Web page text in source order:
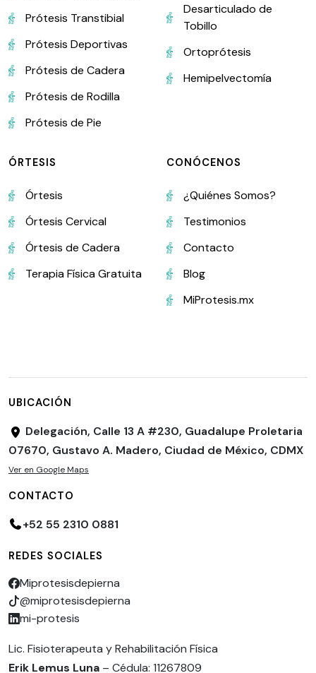
Prótesis Transtibial
Prótesis Deportivas
Prótesis de Cadera
Prótesis de Rodilla
Prótesis de Pie
Desarticulado de
Tobillo
Ortoprótesis
Hemipelvectomía
ÓRTESIS
Órtesis
Órtesis Cervical
Órtesis de Cadera
Terapia Física Gratuita
CONÓCENOS
¿Quiénes Somos?
Testimonios
Contacto
Blog
MiProtesis.mx
UBICACIÓN
Delegación, Calle 13 A #230, Guadalupe Proletaria
07670, Gustavo A. Madero, Ciudad de México, CDMX
Ver en Google Maps
CONTACTO
+52 55 2310 0881
REDES SOCIALES
Miprotesisdepierna
@miprotesisdepierna
mi-protesis
Lic. Fisioterapeuta y Rehabilitación Física
Erik Lemus Luna – Cédula: 11267809